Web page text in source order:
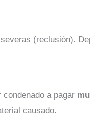
(reclusión).
a pagar
causado.